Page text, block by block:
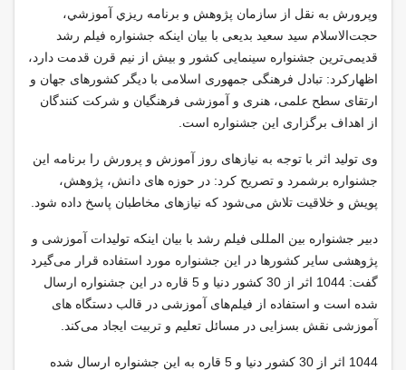
وپرورش به نقل از سازمان پژوهش و برنامه ريزي آموزشي،
‌حجت‌الاسلام سید سعید بدیعی با بیان اینکه جشنواره فیلم رشد
قدیمی‌ترین جشنواره سینمایی کشور و بیش از نیم قرن قدمت دارد،
اظهاركرد: تبادل فرهنگی جمهوری اسلامی با دیگر کشورهای جهان و
ارتقای سطح علمی، هنری و آموزشی فرهنگیان و شرکت کنندگان
از اهداف برگزاری این جشنواره است.
وی تولید اثر با توجه به نیازهای روز آموزش و پرورش را برنامه این
جشنواره برشمرد و تصریح کرد: در حوزه های دانش، پژوهش،
پویش و خلاقیت تلاش می‌شود که نیازهای مخاطبان پاسخ داده شود.
دبیر جشنواره بین المللی فیلم رشد با بیان اینکه تولیدات آموزشی و
پژوهشی سایر کشورها در این جشنواره مورد استفاده قرار می‌گیرد
گفت: 1044 اثر از 30 کشور دنیا و 5 قاره در این جشنواره ارسال
شده است و استفاده از فیلم‌های آموزشی در قالب دستگاه های
آموزشی نقش بسزایی در مسائل تعلیم و تربیت ایجاد می‌کند.
1044 اثر از 30 کشور دنیا و 5 قاره به این جشنواره ارسال شده